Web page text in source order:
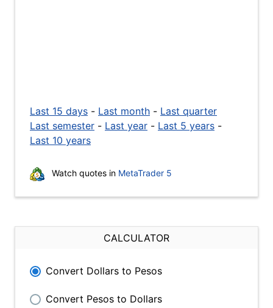
Last 15 days - Last month - Last quarter
Last semester - Last year - Last 5 years -
Last 10 years
Watch quotes in MetaTrader 5
CALCULATOR
Convert Dollars to Pesos
Convert Pesos to Dollars